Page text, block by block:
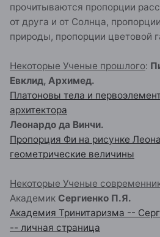
прочитываются пропорции
от друга и от Солнца,
природы, пропорции цветовой
Некоторые Ученые прошлого:
Евклид, Архимед.
Платоновы тела и
архитектора
Леонардо да Винчи.
Пропорция Фи на рисунке
геометрические величины
Некоторые Ученые
Академик Сергиенко П.Я.
Академия Тринитаризма --
-- личная страница